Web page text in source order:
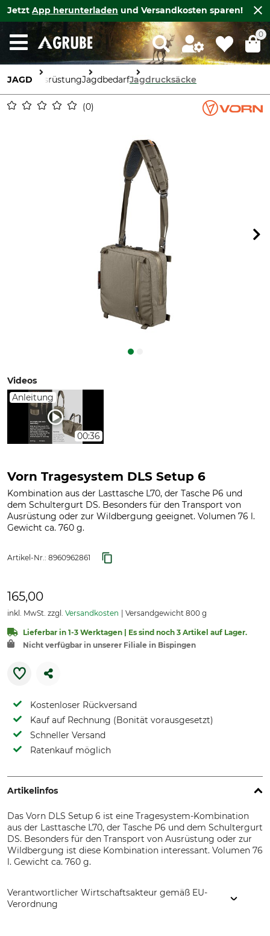
Jetzt App herunterladen und Versandkosten sparen!
0
JAGD AusrüstungJagdbedarfJagdrucksäcke
0
Videos
Anleitung
00:36
Vorn Tragesystem DLS Setup 6
Kombination aus der Lasttasche L70, der Tasche P6 und
dem Schultergurt DS. Besonders für den Transport von
Ausrüstung oder zur Wildbergung geeignet. Volumen 76 l.
Gewicht ca. 760 g.
Artikel-Nr.: 8960962861
165,00
inkl. MwSt. zzgl. Versandkosten Versandgewicht 800 g
Lieferbar in 1-3 Werktagen | Es sind noch 3 Artikel auf Lager.
Nicht verfügbar in unserer Filiale in Bispingen
Kostenloser Rückversand
Kauf auf Rechnung (Bonität vorausgesetzt)
Schneller Versand
Ratenkauf möglich
Artikelinfos
Das Vorn DLS Setup 6 ist eine Tragesystem-Kombination
aus der Lasttasche L70, der Tasche P6 und dem Schultergurt
DS. Besonders für den Transport von Ausrüstung oder zur
Wildbergung ist diese Kombination interessant. Volumen 76
l. Gewicht ca. 760 g.
Verantwortlicher Wirtschaftsakteur gemäß EU-
Verordnung